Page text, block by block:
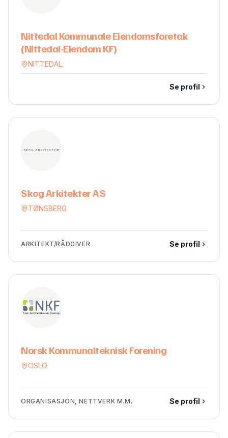
Nittedal Kommunale Eiendomsforetak
(Nittedal-Eiendom KF)
NITTEDAL
Se profil
Skog Arkitekter AS
TØNSBERG
ARKITEKT/RÅDGIVER Se profil
Norsk Kommunalteknisk Forening
OSLO
ORGANISASJON, NETTVERK M.M. Se profil